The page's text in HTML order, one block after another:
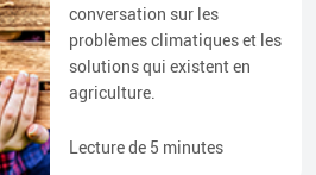
conversation sur les
problèmes climatiques et les
solutions qui existent en
agriculture.
Lecture de 5 minutes